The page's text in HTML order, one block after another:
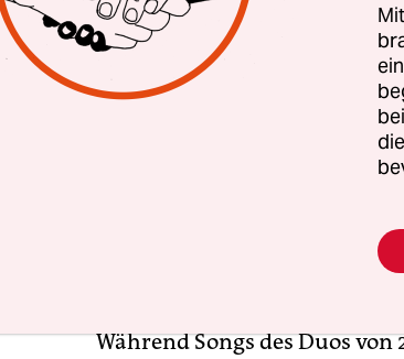
Ein karibischer Strand, auf
Admiralbrücke in Kreuzberg.
Getränk in der Hand, zwei
Luft zu. Das Musikvideo zu
sieht aus wie Ballermann in
tanzbare, simpel gehaltene
zurück, ich knall lieber dein’n
Witz, ich geh nicht ins Kino,
Während Songs des Duos